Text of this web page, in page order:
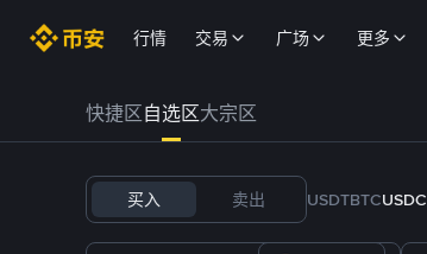
行情 交易 广场 更多
快捷区自选区大宗区
买入 卖出 USDTBTCUSDC